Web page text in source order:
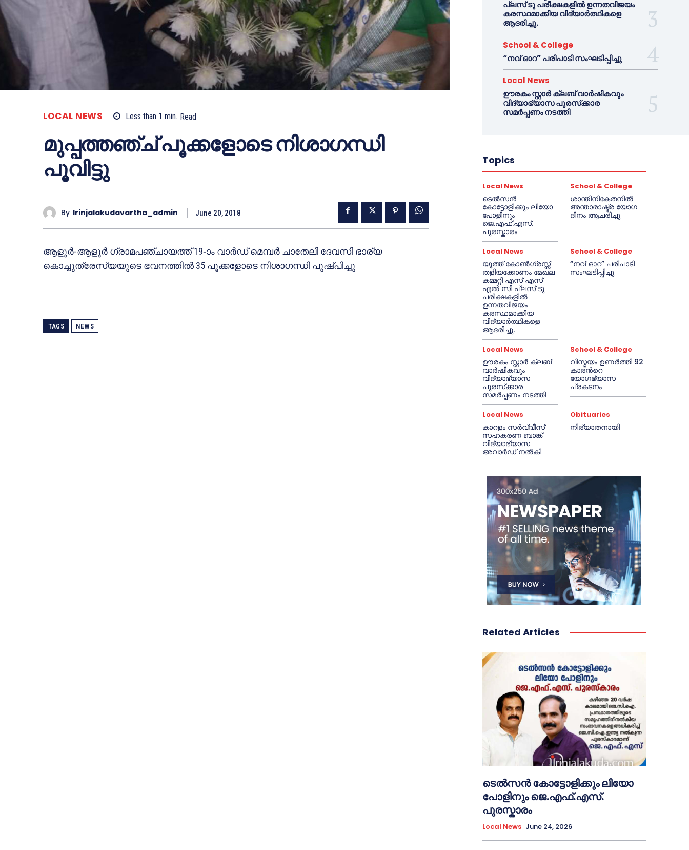
LOCAL NEWS Less than 1 min. Read
മുപ്പത്തഞ്ച് പൂക്കളോടെ നിശാഗന്ധി
പൂവിട്ടു
By Irinjalakudavartha_admin June 20, 2018
ആളൂര്‍-ആളൂര്‍ ഗ്രാമപഞ്ചായത്ത് 19-ാം വാര്‍ഡ് മെമ്പര്‍ ചാതേലി ദേവസി ഭാര്യ
കൊച്ചുത്രേസ്യയുടെ ഭവനത്തില്‍ 35 പൂക്കളോടെ നിശാഗന്ധി പുഷ്പിച്ചു
TAGS NEWS
പ്ലസ് ടു പരീക്ഷകളിൽ ഉന്നതവിജയം
കരസ്ഥമാക്കിയ വിദ്യാർത്ഥികളെ
ആദരിച്ചു.
School & College
“നവ് ഓറ” പരിപാടി സംഘടിപ്പിച്ചു
Local News
ഊരകം സ്റ്റാർ ക്ലബ് വാർഷികവും
വിദ്യാഭ്യാസ പുരസ്‌ക്കാര
സമർപ്പണം നടത്തി
Topics
Local News
ടെൽസൻ
കോട്ടോളിക്കും ലിയോ
പോളിനും
ജെ.എഫ്.എസ്.
പുരസ്കാരം
School & College
ശാന്തിനികേതനിൽ
അന്താരാഷ്ട്ര യോഗ
ദിനം ആചരിച്ചു
Local News
യൂത്ത് കോൺഗ്രസ്സ്
തളിയക്കോണം മേഖല
കമ്മറ്റി എസ് എസ്
എൽ സി പ്ലസ് ടു
പരീക്ഷകളിൽ
ഉന്നതവിജയം
കരസ്ഥമാക്കിയ
വിദ്യാർത്ഥികളെ
ആദരിച്ചു.
School & College
“നവ് ഓറ” പരിപാടി
സംഘടിപ്പിച്ചു
Local News
ഊരകം സ്റ്റാർ ക്ലബ്
വാർഷികവും
വിദ്യാഭ്യാസ
പുരസ്‌ക്കാര
സമർപ്പണം നടത്തി
School & College
വിസ്മയം ഉണർത്തി 92
കാരൻറെ
യോഗഭ്യാസ
പ്രകടനം
Local News
കാറളം സർവ്വീസ്
സഹകരണ ബാങ്ക്
വിദ്യാഭ്യാസ
അവാർഡ് നൽകി
Obituaries
നിര്യാതനായി
Related Articles
ടെൽസൻ കോട്ടോളിക്കും ലിയോ
പോളിനും ജെ.എഫ്.എസ്.
പുരസ്കാരം
Local News June 24, 2026